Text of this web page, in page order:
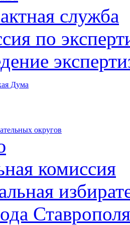
служба
по
округов
комиссия
Ставрополя